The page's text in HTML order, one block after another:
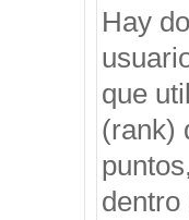
Hay
que
(rank)
dentro